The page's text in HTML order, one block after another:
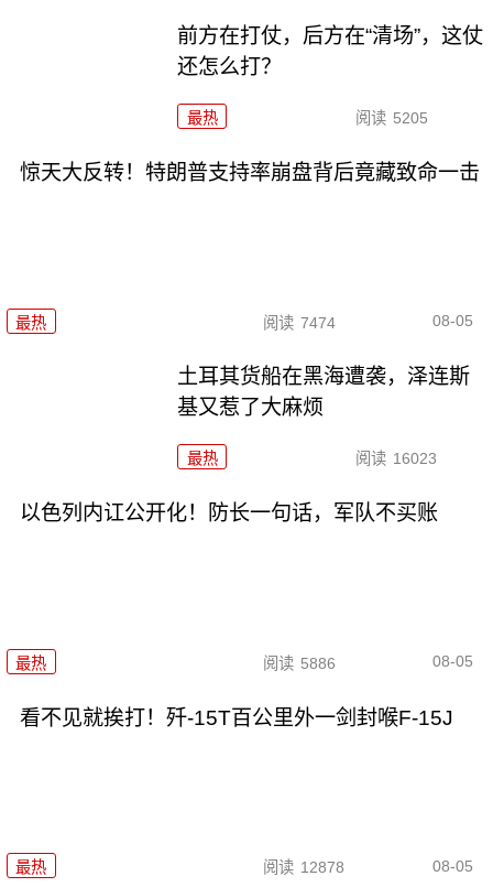
前方在打仗，后方在“清场”，这仗
还怎么打？
最热 阅读 5205
惊天大反转！特朗普支持率崩盘背后竟藏致命一击
最热 阅读 7474 08-05
土耳其货船在黑海遭袭，泽连斯
基又惹了大麻烦
最热 阅读 16023
以色列内讧公开化！防长一句话，军队不买账
最热 阅读 5886 08-05
看不见就挨打！歼-15T百公里外一剑封喉F-15J
最热 阅读 12878 08-05